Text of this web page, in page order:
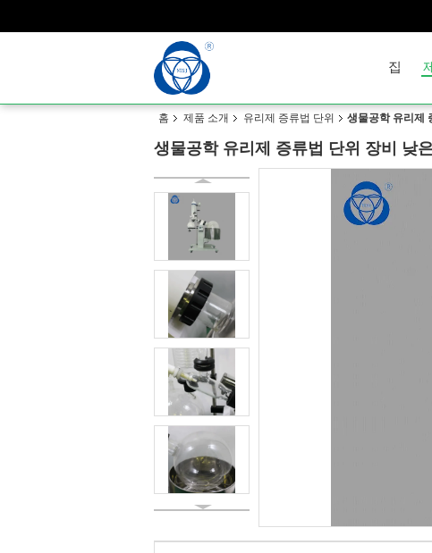
집
홈 제품 소개 유리제 증류법 단위 생물공학 유리제
생물공학 유리제 증류법 단위 장비 낮